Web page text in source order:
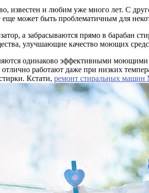
известен и любим уже много лет. С
может быть проблематичным для
а забрасываются прямо в барабан
улучшающие качество моющих
одинаково эффективными
работают даже при низких
Кстати, ремонт стиральных машин